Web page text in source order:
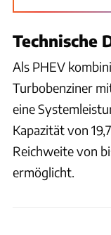
Technische
Als PHEV
Turbobenziner
eine
Kapazität von
Reichweite von
ermöglicht.